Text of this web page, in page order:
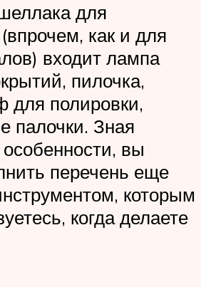
для
как и для
входит лампа
пилочка,
для полировки,
палочки. Зная
вы
перечень еще
которым
когда делаете